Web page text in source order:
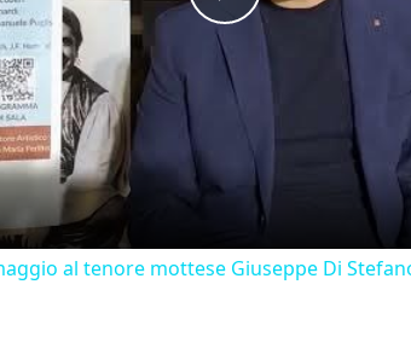
Play
Video
al tenore mottese Giuseppe Di